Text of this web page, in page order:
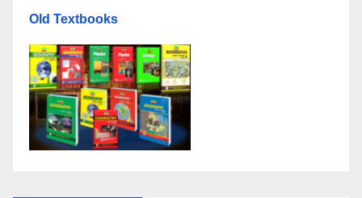
Old Textbooks